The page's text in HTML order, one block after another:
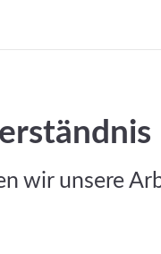
wir unsere